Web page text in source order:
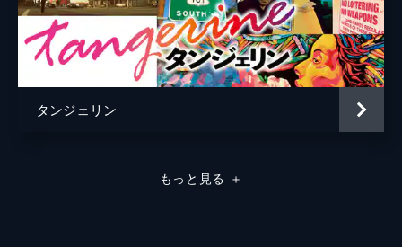
タンジェリン
もっと見る ＋